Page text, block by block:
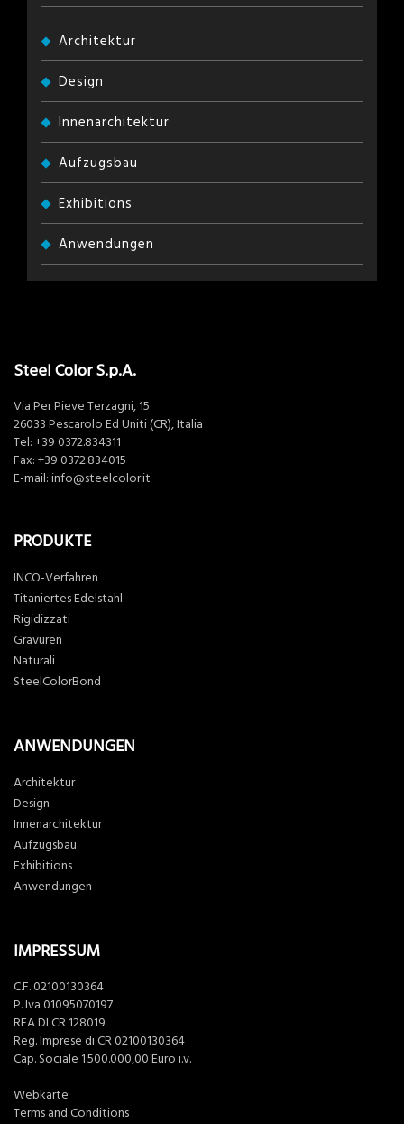
Architektur
Design
Innenarchitektur
Aufzugsbau
Exhibitions
Anwendungen
Steel Color S.p.A.
Via Per Pieve Terzagni, 15
26033 Pescarolo Ed Uniti (CR), Italia
Tel: +39 0372.834311
Fax: +39 0372.834015
E-mail: info@steelcolor.it
PRODUKTE
INCO-Verfahren
Titaniertes Edelstahl
Rigidizzati
Gravuren
Naturali
SteelColorBond
ANWENDUNGEN
Architektur
Design
Innenarchitektur
Aufzugsbau
Exhibitions
Anwendungen
IMPRESSUM
C.F. 02100130364
P. Iva 01095070197
REA DI CR 128019
Reg. Imprese di CR 02100130364
Cap. Sociale 1.500.000,00 Euro i.v.
Webkarte
Terms and Conditions